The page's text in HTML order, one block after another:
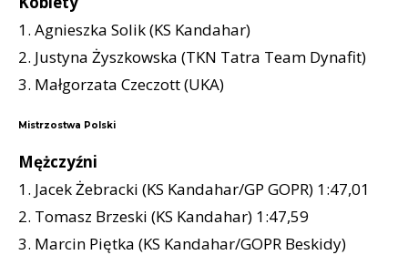
1. Agnieszka Solik (KS Kandahar)
2. Justyna Żyszkowska (TKN Tatra Team Dynafit)
3. Małgorzata Czeczott (UKA)
Mistrzostwa Polski
Mężczyźni
1. Jacek Żebracki (KS Kandahar/GP GOPR) 1:47,01
2. Tomasz Brzeski (KS Kandahar) 1:47,59
3. Marcin Piętka (KS Kandahar/GOPR Beskidy)